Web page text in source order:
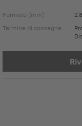
Formato (mm)
Termine di consegna